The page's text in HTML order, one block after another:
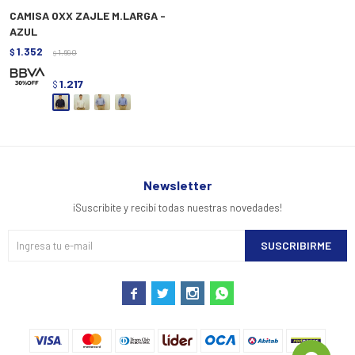
CAMISA OXX ZAJLE M.LARGA -
AZUL
$ 1.352 $ 1.690
$ 1.217
Newsletter
¡Suscribite y recibí todas nuestras novedades!
SUSCRIBIRME
   